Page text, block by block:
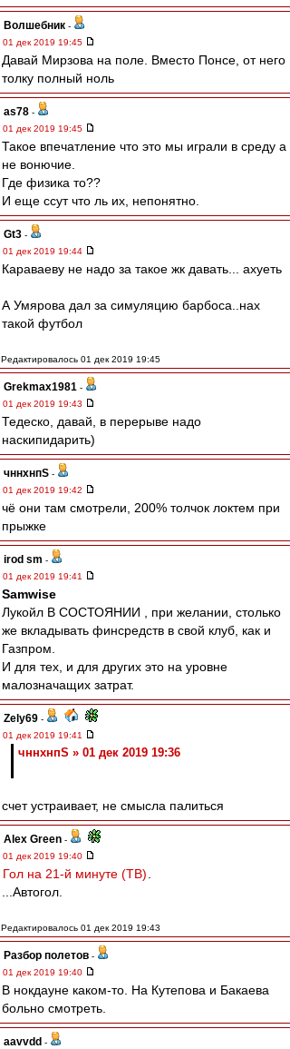
Волшебник -
01 дек 2019 19:45
Давай Мирзова на поле. Вместо Понсе, от него
толку полный ноль
as78 -
01 дек 2019 19:45
Такое впечатление что это мы играли в среду а
не вонючие.
Где физика то??
И еще ссут что ль их, непонятно.
Gt3 -
01 дек 2019 19:44
Караваеву не надо за такое жк давать... ахуеть
А Умярова дал за симуляцию барбоса..нах
такой футбол
Редактировалось 01 дек 2019 19:45
Grekmax1981 -
01 дек 2019 19:43
Тедеско, давай, в перерыве надо
наскипидарить)
чннхнпS -
01 дек 2019 19:42
чё они там смотрели, 200% толчок локтем при
прыжке
irod sm -
01 дек 2019 19:41
Samwise
Лукойл В СОСТОЯНИИ , при желании, столько
же вкладывать финсредств в свой клуб, как и
Газпром.
И для тех, и для других это на уровне
малозначащих затрат.
Zely69 -
01 дек 2019 19:41
чннхнпS » 01 дек 2019 19:36
счет устраивает, не смысла палиться
Alex Green -
01 дек 2019 19:40
Гол на 21-й минуте (ТВ)
...Автогол.
Редактировалось 01 дек 2019 19:43
Разбор полетов -
01 дек 2019 19:40
В нокдауне каком-то. На Кутепова и Бакаева
больно смотреть.
aavvdd -